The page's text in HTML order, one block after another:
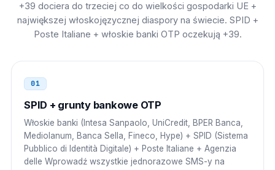
00 39 0PP NNNNNNN
Malta
00 39 0PP NNNNNNN
Tunezja
00 39 0PP NNNNNNN
Maroko
00 39 0PP NNNNNNN
+39 dociera do trzeciej co do wielkości gospodarki UE +
największej włoskojęzycznej diaspory na świecie. SPID +
Poste Italiane + włoskie banki OTP oczekują +39.
01
SPID + grunty bankowe OTP
Włoskie banki (Intesa Sanpaolo, UniCredit, BPER Banca,
Mediolanum, Banca Sella, Fineco, Hype) + SPID (Sistema
Pubblico di Identità Digitale) + Poste Italiane + Agenzia
delle Wprowadź wszystkie jednorazowe SMS-y na